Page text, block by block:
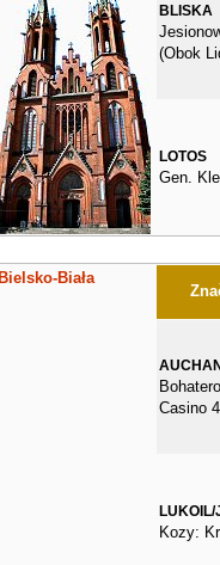
BLISKA
(Obok
LOTOS
Gen.
Biała
Casino
LUKOIL/
Kozy: